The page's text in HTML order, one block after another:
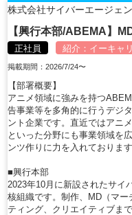
株式会社サイバーエージェ
【興行本部/ABEMA】
正社員 紹介： イーキャ
掲載期間：2026/7/24〜
【部署概要】
アニメ領域に強みを持つ
告事業等を多角的に行うデジ
ント企業です。直近ではアニ
といった分野にも事業領域を
ンツ作りに力を入れております
■興行本部
2023年10月に新設されたサイ
核組織です。制作、MD（マ
ティング、クリエイティブま